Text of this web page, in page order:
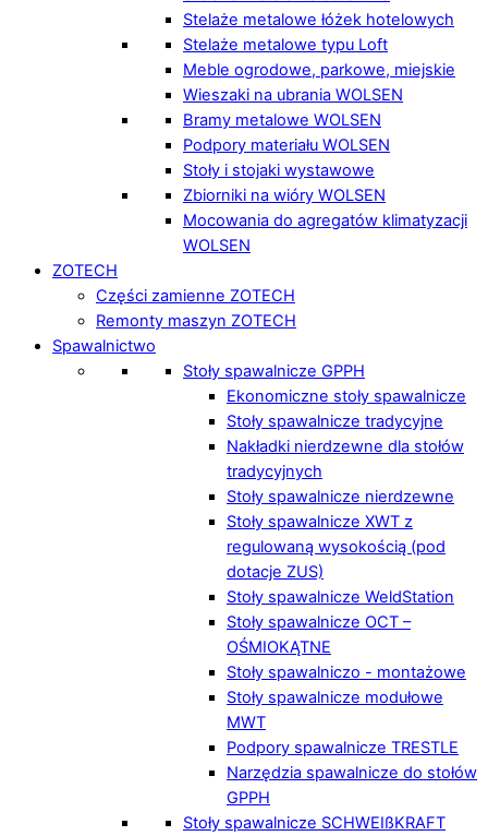
Stelaże metalowe łóżek hotelowych
Stelaże metalowe typu Loft
Meble ogrodowe, parkowe, miejskie
Wieszaki na ubrania WOLSEN
Bramy metalowe WOLSEN
Podpory materiału WOLSEN
Stoły i stojaki wystawowe
Zbiorniki na wióry WOLSEN
Mocowania do agregatów klimatyzacji
WOLSEN
ZOTECH
Części zamienne ZOTECH
Remonty maszyn ZOTECH
Spawalnictwo
Stoły spawalnicze GPPH
Ekonomiczne stoły spawalnicze
Stoły spawalnicze tradycyjne
Nakładki nierdzewne dla stołów
tradycyjnych
Stoły spawalnicze nierdzewne
Stoły spawalnicze XWT z
regulowaną wysokością (pod
dotacje ZUS)
Stoły spawalnicze WeldStation
Stoły spawalnicze OCT –
OŚMIOKĄTNE
Stoły spawalniczo - montażowe
Stoły spawalnicze modułowe
MWT
Podpory spawalnicze TRESTLE
Narzędzia spawalnicze do stołów
GPPH
Stoły spawalnicze SCHWEIßKRAFT